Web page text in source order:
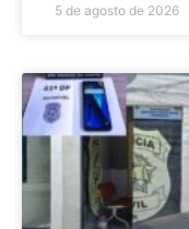
5 de agosto de 2026